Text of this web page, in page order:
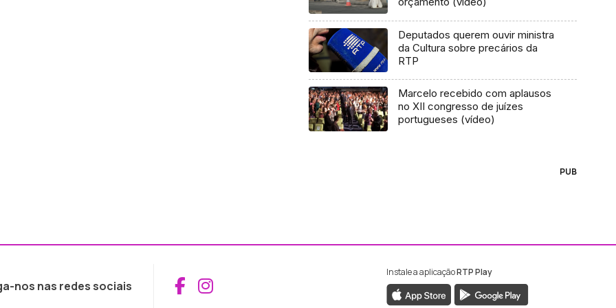
Deputados querem ouvir ministra
da Cultura sobre precários da
RTP
Marcelo recebido com aplausos
no XII congresso de juízes
portugueses (vídeo)
PUB
nos nas redes sociais Aceder ao Facebook da RTP Madeira
Aceder ao Instagram da RTP Madeira
Instale a aplicaçãoRTP Play